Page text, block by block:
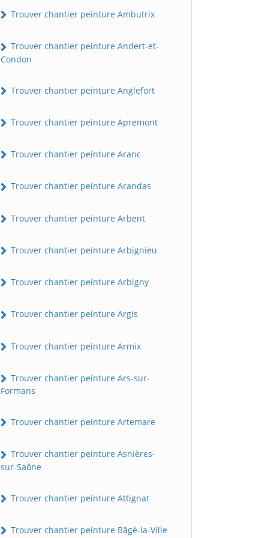
Trouver chantier peinture Ambutrix
Trouver chantier peinture Andert-et-
Condon
Trouver chantier peinture Anglefort
Trouver chantier peinture Apremont
Trouver chantier peinture Aranc
Trouver chantier peinture Arandas
Trouver chantier peinture Arbent
Trouver chantier peinture Arbignieu
Trouver chantier peinture Arbigny
Trouver chantier peinture Argis
Trouver chantier peinture Armix
Trouver chantier peinture Ars-sur-
Formans
Trouver chantier peinture Artemare
Trouver chantier peinture Asnières-
sur-Saône
Trouver chantier peinture Attignat
Trouver chantier peinture Bâgé-la-Ville